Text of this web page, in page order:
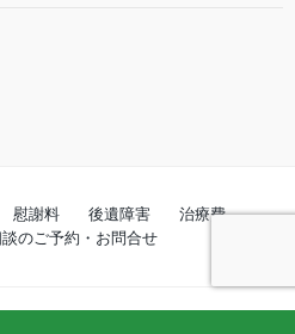
慰謝料 後遺障害
治療費
談のご予約・お問合せ